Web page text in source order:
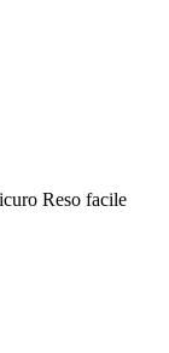
Reso facile